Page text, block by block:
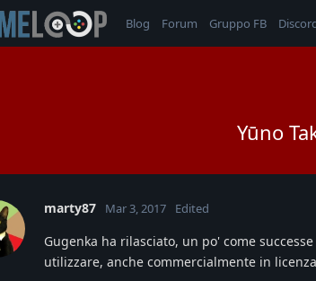
Blog Forum Gruppo FB
Yūno
marty87 Mar 3, 2017 Edited
Gugenka ha rilasciato, un po' come
utilizzare, anche commercialmente in licenza